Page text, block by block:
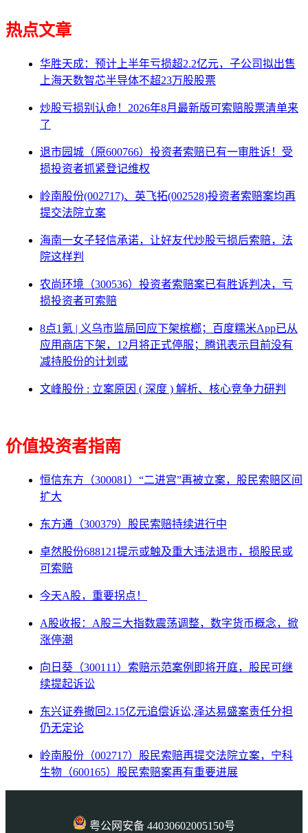
热点文章
华胜天成：预计上半年亏损超2.2亿元，子公司拟出售
上海天数智芯半导体不超23万股股票
炒股亏损别认命！2026年8月最新版可索赔股票清单来
了
退市园城（原600766）投资者索赔已有一审胜诉！受
损投资者抓紧登记维权
岭南股份(002717)、英飞拓(002528)投资者索赔案均再
提交法院立案
海南一女子轻信承诺，让好友代炒股亏损后索赔，法
院这样判
农尚环境（300536）投资者索赔案已有胜诉判决，亏
损投资者可索赔
8点1氪 | 义乌市监局回应下架槟榔；百度糯米App已从
应用商店下架，12月将正式停服；腾讯表示目前没有
减持股份的计划或
文峰股份 : 立案原因 ( 深度 ) 解析、核心竞争力研判
价值投资者指南
恒信东方（300081）“二进宫”再被立案，股民索赔区间
扩大
东方通（300379）股民索赔持续进行中
卓然股份688121提示或触及重大违法退市，损股民或
可索赔
今天A股，重要拐点！
A股收报：A股三大指数震荡调整，数字货币概念，掀
涨停潮
向日葵（300111）索赔示范案例即将开庭，股民可继
续提起诉讼
东兴证券撤回2.15亿元追偿诉讼,泽达易盛案责任分担
仍无定论
岭南股份（002717）股民索赔再提交法院立案，宁科
生物（600165）股民索赔案再有重要进展
粤公网安备 44030602005150号